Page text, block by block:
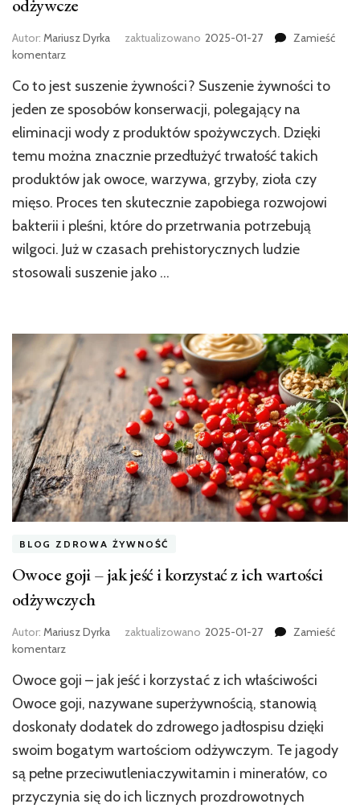
odżywcze
Autor: Mariusz Dyrka zaktualizowano 2025-01-27
Zamieść
komentarzwe
Suszenie
żywności
metody,
historia
i
wartości
odżywcze
Co to jest suszenie żywności? Suszenie żywności to
jeden ze sposobów konserwacji, polegający na
eliminacji wody z produktów spożywczych. Dzięki
temu można znacznie przedłużyć trwałość takich
produktów jak owoce, warzywa, grzyby, zioła czy
mięso. Proces ten skutecznie zapobiega rozwojowi
bakterii i pleśni, które do przetrwania potrzebują
wilgoci. Już w czasach prehistorycznych ludzie
stosowali suszenie jako …
BLOG ZDROWA ŻYWNOŚĆ
Owoce goji – jak jeść i korzystać z ich wartości
odżywczych
Autor: Mariusz Dyrka zaktualizowano 2025-01-27
Zamieść
komentarzwe
Owoce
goji
–
jak
jeść
korzystać
z
Owoce goji – jak jeść i korzystać z ich właściwości
Owoce goji, nazywane superżywnością, stanowią
doskonały dodatek do zdrowego jadłospisu dzięki
swoim bogatym wartościom odżywczym. Te jagody
są pełne przeciwutleniaczywitamin i minerałów, co
przyczynia się do ich licznych prozdrowotnych